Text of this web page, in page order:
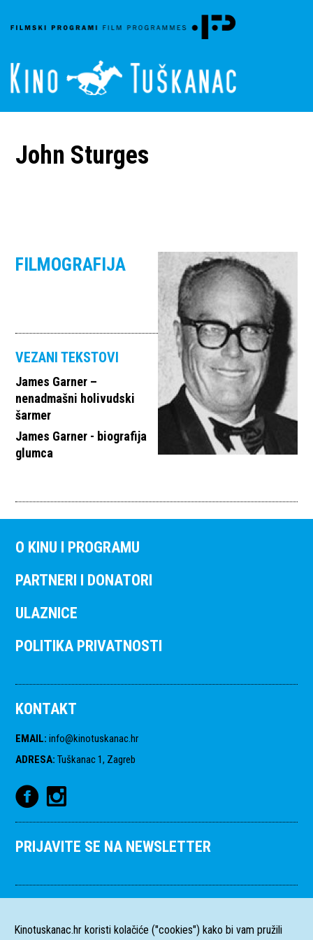
John Sturges
FILMOGRAFIJA
VEZANI TEKSTOVI
James Garner –
nenadmašni holivudski
šarmer
James Garner - biografija
glumca
O KINU I PROGRAMU
PARTNERI I DONATORI
ULAZNICE
POLITIKA PRIVATNOSTI
KONTAKT
EMAIL: info@kinotuskanac.hr
ADRESA: Tuškanac 1, Zagreb
PRIJAVITE SE NA NEWSLETTER
Kinotuskanac.hr koristi kolačiće ("cookies") kako bi vam pružili